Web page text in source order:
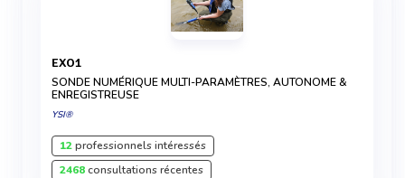
EXO1
SONDE NUMÉRIQUE MULTI-PARAMÈTRES, AUTONOME &
ENREGISTREUSE
YSI®
12professionnels intéressés
2468consultations récentes